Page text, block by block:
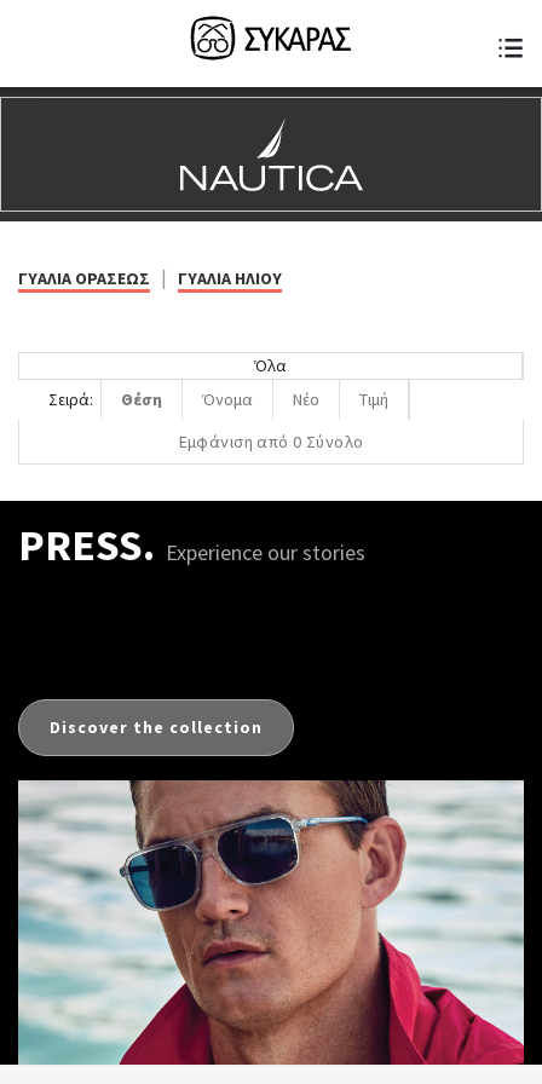
ΓΥΑΛΙΑ ΟΡΑΣΕΩΣ | ΓΥΑΛΙΑ ΗΛΙΟΥ
Όλα
Σειρά:
Θέση Όνομα Νέο
Τιμή
Εμφάνιση από 0 Σύνολο
PRESS. Experience our stories
Discover the collection